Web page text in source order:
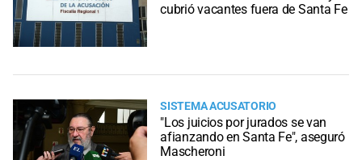
cubrió vacantes fuera de Santa Fe
SISTEMA ACUSATORIO
"Los juicios por jurados se van
afianzando en Santa Fe", aseguró
Mascheroni